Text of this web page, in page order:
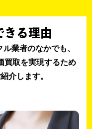
きる理由
業者のなかでも、
買取を実現するため
介します。